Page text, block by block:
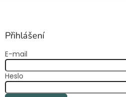
Přihlášení
E-mail
Heslo